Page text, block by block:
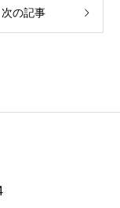
次の記事